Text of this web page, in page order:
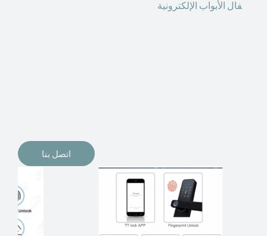
فال الأبواب الإلكترونية
اتصل بنا